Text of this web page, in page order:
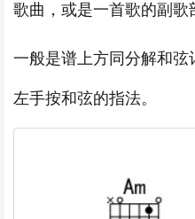
歌曲，或是一首歌的副歌
一般是谱上方同分解和
左手按和弦的指法。